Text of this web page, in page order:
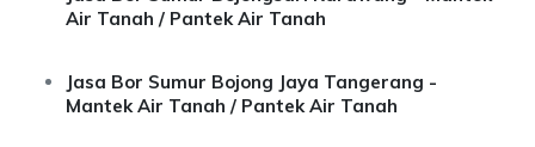
Air Tanah / Pantek Air Tanah
Jasa Bor Sumur Bojong Jaya Tangerang -
Mantek Air Tanah / Pantek Air Tanah